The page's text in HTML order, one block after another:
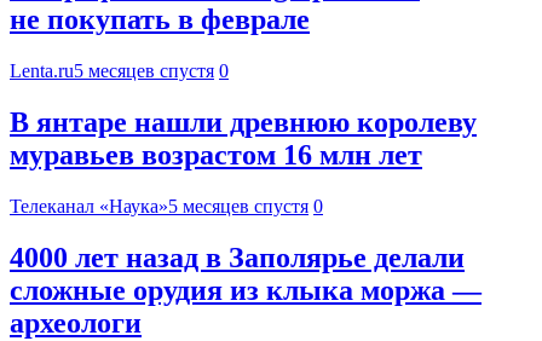
не покупать в феврале
Lenta.ru5 месяцев спустя 0
В янтаре нашли древнюю королеву
муравьев возрастом 16 млн лет
Телеканал «Наука»5 месяцев спустя 0
4000 лет назад в Заполярье делали
сложные орудия из клыка моржа —
археологи